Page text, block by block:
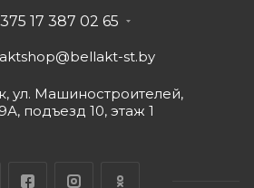
17 387 02 65
st.by
ул. Машиностроителей,
подъезд 10, этаж 1